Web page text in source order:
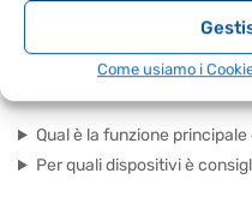
Come usiamo i
FAQ – DOMANDE
Qual è la funzione principale
Per quali dispositivi è